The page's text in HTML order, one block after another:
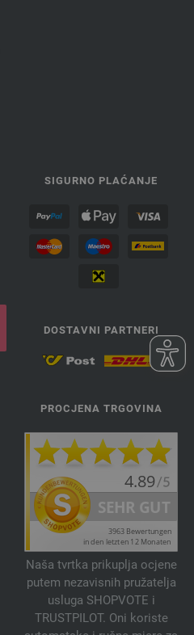
SIGURNO PLAĆANJE
DOSTAVNI PARTNERI
PROCJENA TRGOVINA
Naša tvrtka prikuplja ocjene
putem nezavisnih pružatelja
usluga SHOPVOTE i
TRUSTPILOT. Oni koriste